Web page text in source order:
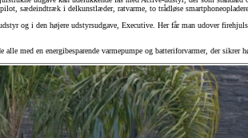
sædeindtræk i delkunstlæder, ratvarme, to trådløse
og i den højere udstyrsudgave, Executive. Her får man udover
med en energibesparende varmepumpe og batteriforvarmer, der